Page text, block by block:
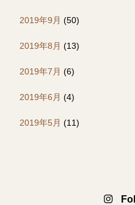
2019年9月 (50)
2019年8月 (13)
2019年7月 (6)
2019年6月 (4)
2019年5月 (11)